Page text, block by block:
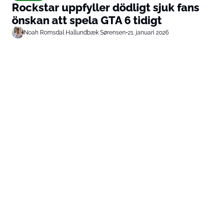
Rockstar uppfyller dödligt sjuk fans
önskan att spela GTA 6 tidigt
Noah Romsdal Hallundbæk Sørensen•21. januari 2026